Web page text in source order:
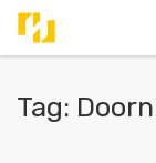
Tag: